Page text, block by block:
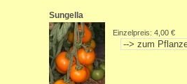
Sungella
Einzelpreis: 4,00 €